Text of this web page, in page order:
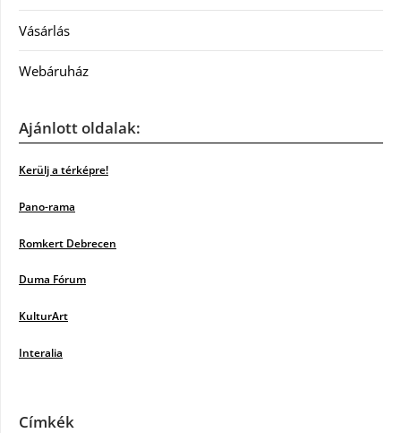
Vásárlás
Webáruház
Ajánlott oldalak:
Kerülj a térképre!
Pano-rama
Romkert Debrecen
Duma Fórum
KulturArt
Interalia
Címkék